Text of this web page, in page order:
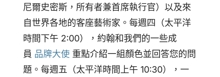
尼爾史密斯，所有者兼首席執行官）以及來
自世界各地的客座藝術家。每週四（太平洋
時間下午 2:00），約翰和我們的一些成
員 品牌大使 重點介紹一組顏色並回答您的問
題。每週五（太平洋時間上午 10:30），一